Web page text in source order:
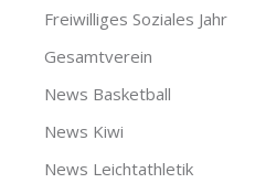
Freiwilliges Soziales Jahr
Gesamtverein
News Basketball
News Kiwi
News Leichtathletik